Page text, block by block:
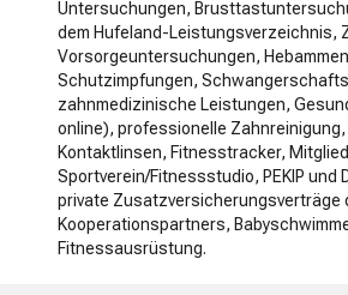
Untersuchungen,
dem Hufeland-Leistungsverzeichnis,
Vorsorgeuntersuchungen,
Schutzimpfungen,
zahnmedizinische Leistungen,
online), professionelle Zahnreinigung,
Kontaktlinsen, Fitnesstracker,
Sportverein/Fitnessstudio, PEKIP und
private Zusatzversicherungsverträge
Kooperationspartners,
Fitnessausrüstung.